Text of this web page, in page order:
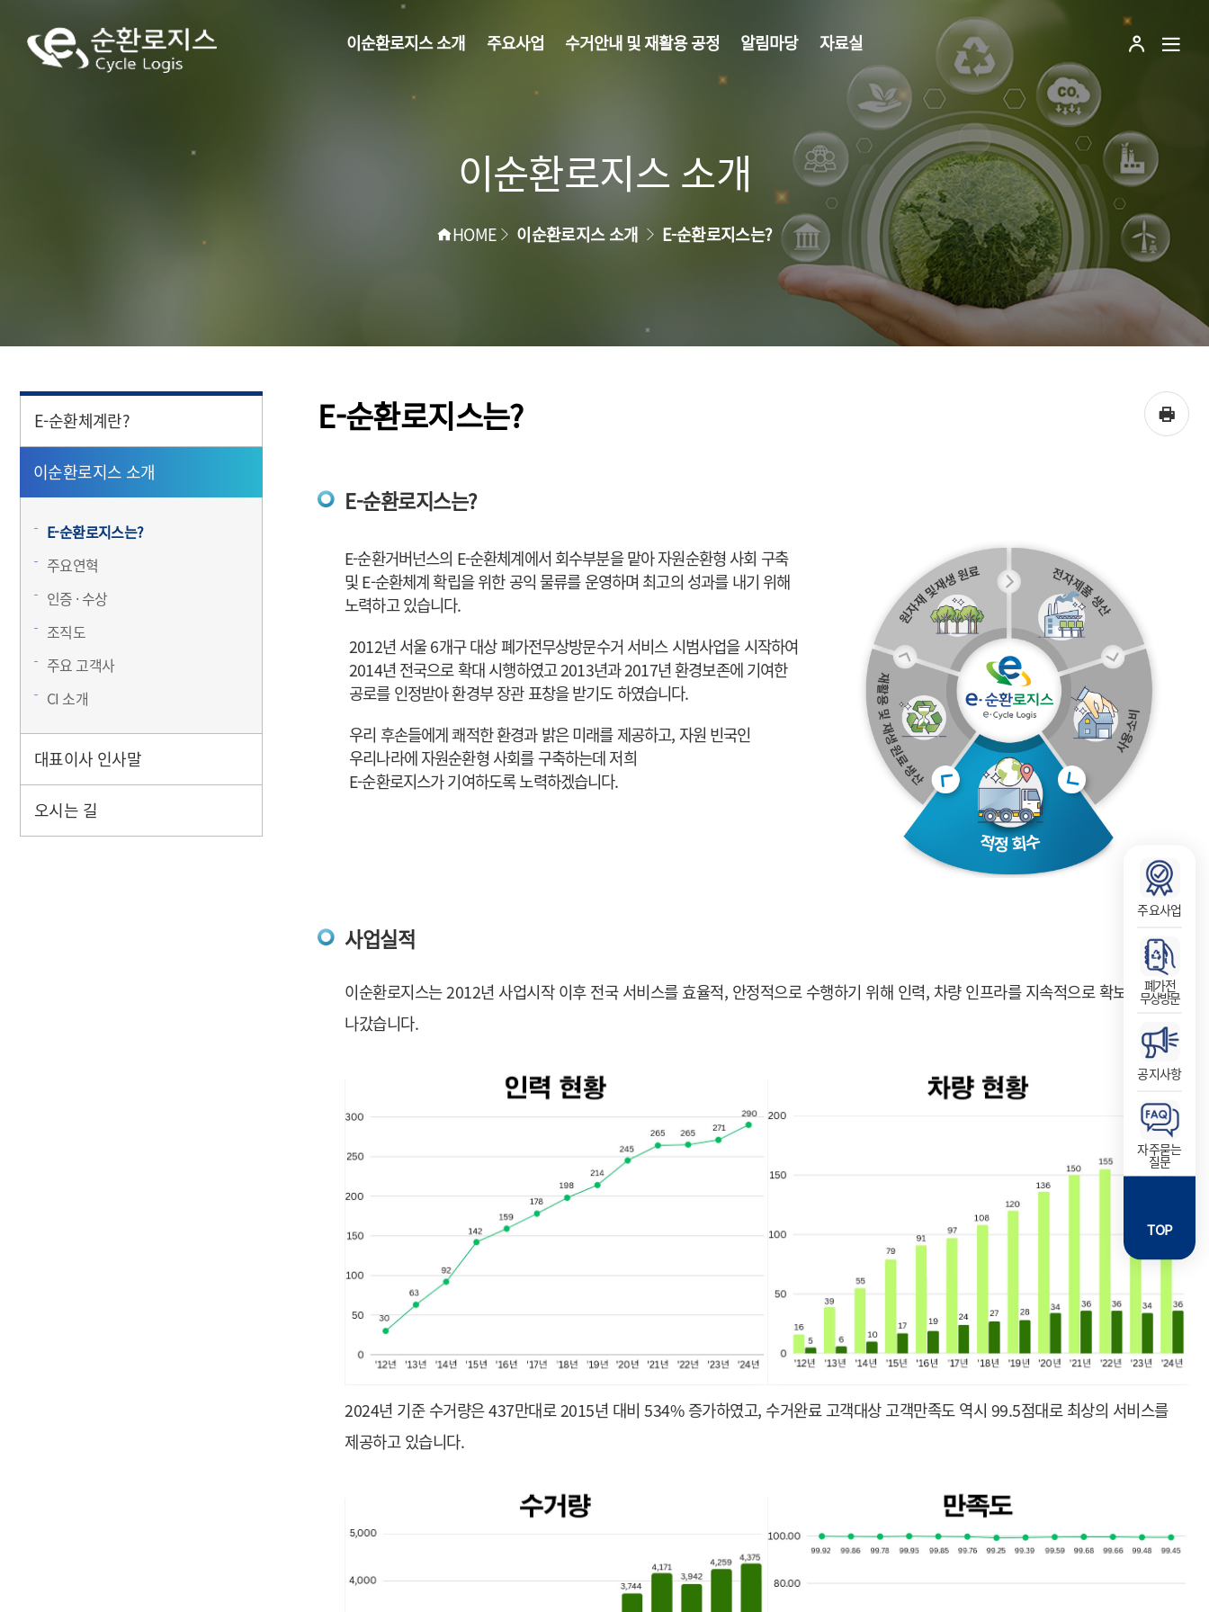
이
이순환로지스소개 주요사업 수거안내 및재활용 공정 알림마당 자료실
인
이순환로지스 소개
HOME >이순환로지스 소개 >E-순환로지스는?
E-순환체계란?
이순환로지스 소개
E-순환로지스는?
주요연혁
인증 · 수상
조직도
주요 고객사
CI 소개
대표이사 인사말
오시는 길
E-순환로지스는?
프
E-순환로지스는?
E-순환거버넌스의 E-순환체계에서 회수부분을 맡아 자원순환형 사회 구축
및 E-순환체계 확립을 위한 공익 물류를 운영하며 최고의 성과를 내기 위해
노력하고 있습니다.
2012년 서울 6개구 대상 폐가전무상방문수거 서비스 시범사업을 시작하여
2014년 전국으로 확대 시행하였고 2013년과 2017년 환경보존에 기여한
공로를 인정받아 환경부 장관 표창을 받기도 하였습니다.
우리 후손들에게 쾌적한 환경과 밝은 미래를 제공하고, 자원 빈국인
우리나라에 자원순환형 사회를 구축하는데 저희
E-순환로지스가 기여하도록 노력하겠습니다.
사업실적
이순환로지스는 2012년 사업시작 이후 전국 서비스를 효율적, 안정적으로 수행하기 위해 인력, 차량 인프라를 지속적으로 확보해
나갔습니다.
2024년 기준 수거량은 437만대로 2015년 대비 534% 증가하였고, 수거완료 고객대상 고객만족도 역시 99.5점대로 최상의 서비스를
제공하고 있습니다.
주요사업
폐가전
무상방문
공지사항
자주묻는
질문
TOP